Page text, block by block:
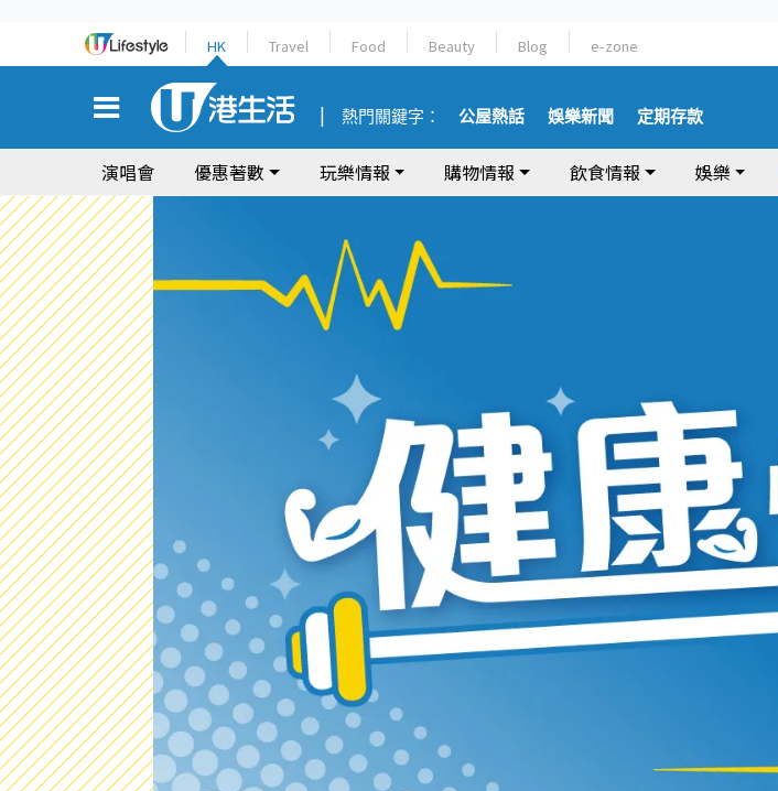
HK Travel Food Beauty Blog e-zone
熱門關鍵字： 公屋熱話 娛樂新聞 定期存款
演唱會 優惠著數 玩樂情報 購物情報 飲食情報 娛樂